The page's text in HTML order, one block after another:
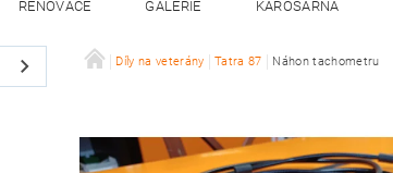
RENOVACE GALERIE KAROSÁRNA
Díly na veterány Tatra 87 Náhon tachometru